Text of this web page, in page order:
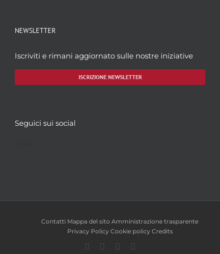
NEWSLETTER
Iscriviti e rimani aggiornato sulle nostre iniziative
ISCRIZIONE NEWSLETTER
Seguici sui social
Contatti Mappa del sito Amministrazione trasparente
Privacy Policy Cookie policy Credits
Facebook
TwitterYouTube